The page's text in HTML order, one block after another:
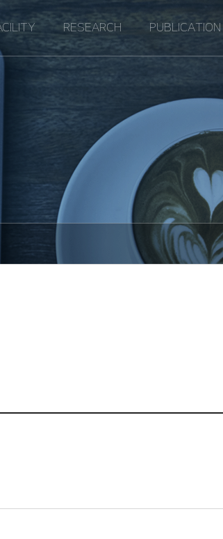
system
system
RESEARCH
Research projects
Gas turbine film cooling
Blade tip heat transfer and
Heat transfer in a rotating
channel
Flow field measurement
Heat transfer in a propulsion
system
PUBLICATION
International conference
Domestic journal
Domestic conference
Patent
Notice